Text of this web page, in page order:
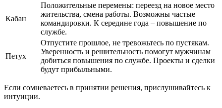
Кабан
Положительные перемены: переезд на новое место
жительства, смена работы. Возможны частые
командировки. К середине года – повышение по
службе.
Петух
Отпустите прошлое, не тревожьтесь по пустякам.
Уверенность и решительность помогут мужчинам
добиться повышения по службе. Проекты и сделки
будут прибыльными.
Если сомневаетесь в принятии решения, прислушивайтесь к
интуиции.